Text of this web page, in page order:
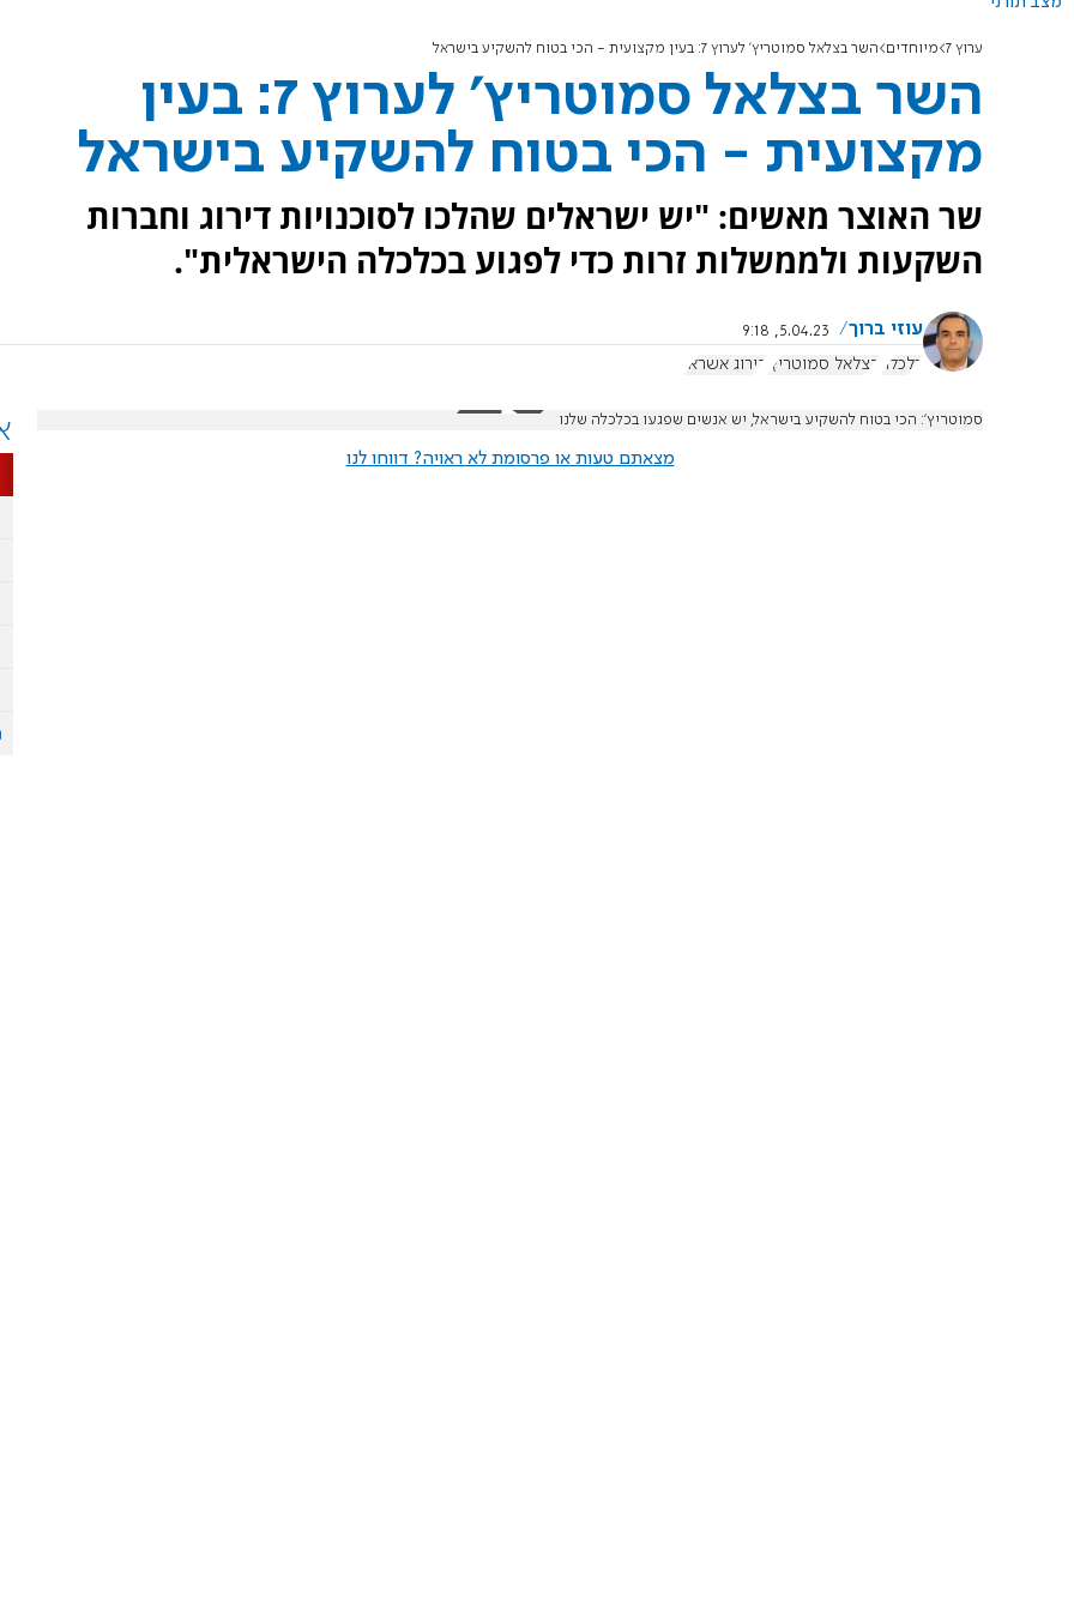
ערוץ 7 מיוחדים השר בצלאל סמוטריץ' לערוץ 7: בעין מקצועית - הכי בטוח להשקיע בישראל
השר בצלאל סמוטריץ' לערוץ 7: בעין
מקצועית - הכי בטוח להשקיע בישראל
שר האוצר מאשים: "יש ישראלים שהלכו לסוכנויות דירוג וחברות
השקעות ולממשלות זרות כדי לפגוע בכלכלה הישראלית".
עוזי ברוך
5.04.23, 9:18
כלכלה
בצלאל סמוטריץ' דירוג אשראי
סמוטריץ': הכי בטוח להשקיע בישראל, יש אנשים שפגעו בכלכלה שלנו
מצאתם טעות או פרסומת לא ראויה? דווחו לנו